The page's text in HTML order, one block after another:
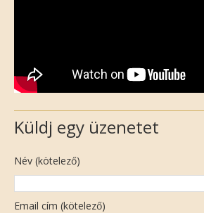
Küldj egy üzenetet
Név (kötelező)
Email cím (kötelező)